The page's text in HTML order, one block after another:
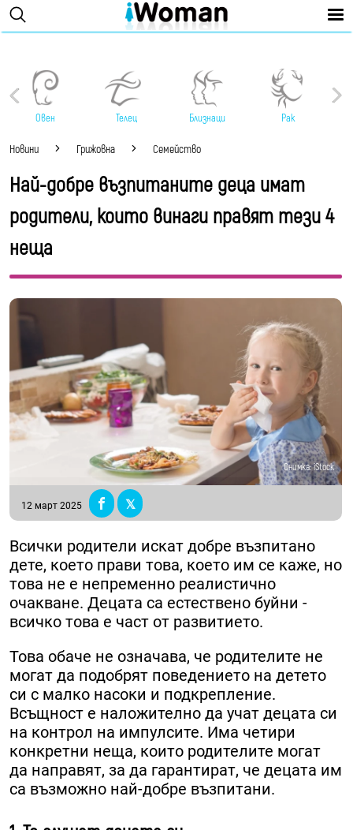
Овен Телец Близнаци Рак
Новини Грижовна Семейство
Най-добре възпитаните деца имат
родители, които винаги правят тези 4
неща
Снимка: iStock
12 март 2025
Всички родители искат добре възпитано
дете, което прави това, което им се каже, но
това не е непременно реалистично
очакване. Децата са естествено буйни -
всичко това е част от развитието.
Това обаче не означава, че родителите не
могат да подобрят поведението на детето
си с малко насоки и подкрепление.
Всъщност е наложително да учат децата си
на контрол на импулсите. Има четири
конкретни неща, които родителите могат
да направят, за да гарантират, че децата им
са възможно най-добре възпитани.